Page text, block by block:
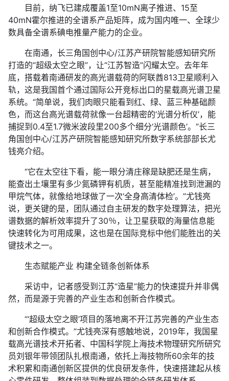
目前，纳飞已建成覆盖1至10mN离子推进、15至
40mN霍尔推进的全谱系产品矩阵，成为国内唯一、全球少
数具备全谱系碘电推量产能力的企业。
在南通，长三角国创中心/江苏产研院智能感知研究所
打造的“超级太空之眼”，让“江苏智造”闪耀太空。去年年
底，搭载着南通研发的高光谱载荷的阿联酋813卫星顺利入
轨，这是我国首个通过国际公开竞标出口的星载高光谱卫星
系统。“简单说，我们肉眼只能看到红、绿、蓝三种基础颜
色，而这台高光谱载荷就像一台超精密的‘光谱分析仪’，能
捕捉到0.4至1.7微米波段里200多个细分‘光谱颜色’。”长三
角国创中心/江苏产研院智能感知研究所数字系统部部长尤
钱亮介绍。
“它在太空往下看，能一眼分清庄稼是缺肥还是生病，
能查出土壤里有多少氮磷钾有机质，甚至能精准找到泄漏的
甲烷气体，就像给地球做了一次‘全身高清体检’。”尤钱亮
说，更关键的是，团队通过自主研发的数字处理算法，把光
谱数据的解析效率提升了30％，让卫星获取的海量信息能
快速转化为可用成果，这也是在国际竞标中他们能胜出的关
键技术之一。
生态赋能产业 构建全链条创新体系
采访中，记者感受到江苏“造星”能力的快速提升并非偶
然，而是源于完善的产业生态和创新合作模式。
“‘超级太空之眼’项目的落地离不开江苏完善的产业生态
和创新合作模式。”尤钱亮深有感触地说，2019年，我国星
载高光谱技术开拓者、中国科学院上海技术物理研究所研究
员刘银年带领团队扎根南通，依托上海技物所60余年的技
术积累和南通创新区提供的优良研发条件，快速搭建起从核